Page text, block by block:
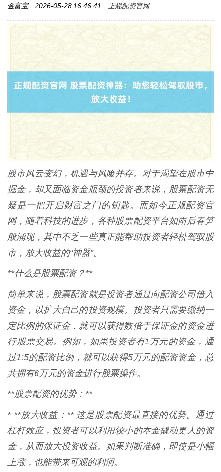
金富宝 2026-05-28 16:46:41 正规配资官网
股市风云变幻，机遇与风险并存。对于渴望在股市中
掘金，却又面临资金瓶颈的投资者来说，股票配资无
疑是一把开启财富之门的钥匙。而如今正规配资官
网，随着科技的进步，各种股票配资平台如雨后春笋
般涌现，其中不乏一些真正能帮助投资者轻松驾驭股
市，放大收益的“神器”。
**什么是股票配资？**
简单来说，股票配资就是投资者通过向配资公司借入
资金，以扩大自己的投资规模。投资者只需要缴纳一
定比例的保证金，就可以获得数倍于保证金的资金进
行股票交易。例如，如果投资者有1万元的资金，通
过1:5的配资比例，就可以获得5万元的配资资金，总
共拥有6万元的资金进行股票操作。
**股票配资的优势：**
* **放大收益：** 这是股票配资最直接的优势。通过
杠杆效应，投资者可以利用较小的本金撬动更大的资
金，从而放大投资收益。如果判断准确，即使是小幅
上涨，也能带来可观的利润。